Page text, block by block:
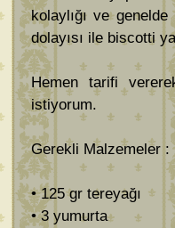
kolaylığı ve
dolayısı ile biscotti
Hemen tarifi
istiyorum.
Gerekli Malzemeler
• 125 gr tereyağı
• 3 yumurta